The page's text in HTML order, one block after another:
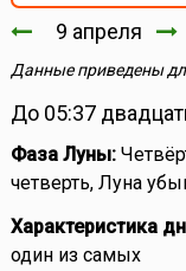
9 апреля
Данные приведены
До 05:37
Фаза Луны:
четверть, Луна
Характеристика
один из самых